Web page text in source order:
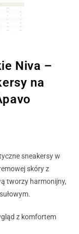
Niva –
na
sneakersy w
skóry z
tworzy harmonijny,
z komfortem